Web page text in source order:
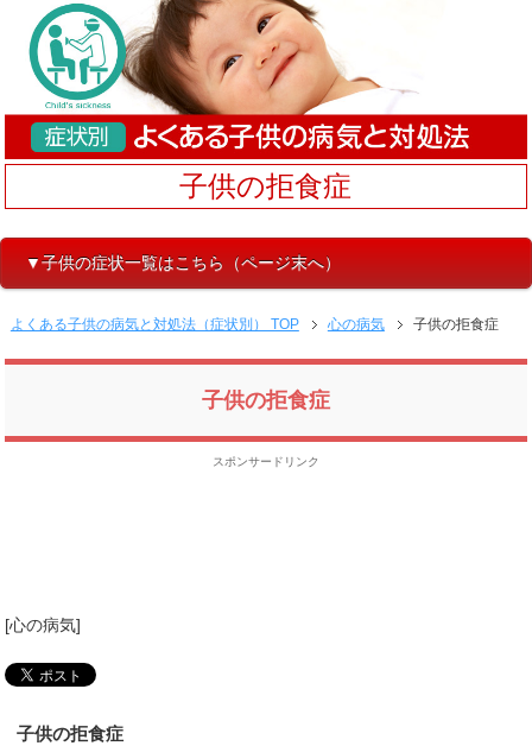
子供の拒食症
▼子供の症状一覧はこちら（ページ末へ）
よくある子供の病気と対処法（症状別） TOP 心の病気 子供の拒食症
子供の拒食症
スポンサードリンク
[心の病気]
子供の拒食症